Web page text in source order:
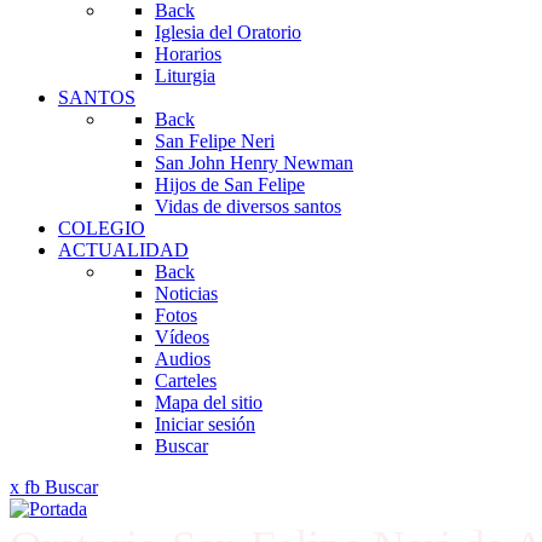
Back
Iglesia del Oratorio
Horarios
Liturgia
SANTOS
Back
San Felipe Neri
San John Henry Newman
Hijos de San Felipe
Vidas de diversos santos
COLEGIO
ACTUALIDAD
Back
Noticias
Fotos
Vídeos
Audios
Carteles
Mapa del sitio
Iniciar sesión
Buscar
x fb Buscar